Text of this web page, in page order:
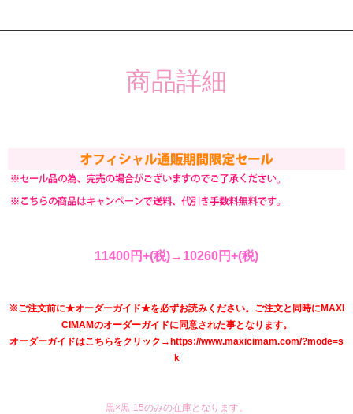
商品詳細
11400円+(税)→10260円+(税)
※ご注文前に★オーダーガイド★を必ずお読みください。ご注文と同時にMAXI
CIMAMのオーダーガイドに同意された事となります。
オーダーガイドはこちらをクリック→https://www.maxicimam.com/?mode=s
k
黒×黒-15のみの在庫となります。